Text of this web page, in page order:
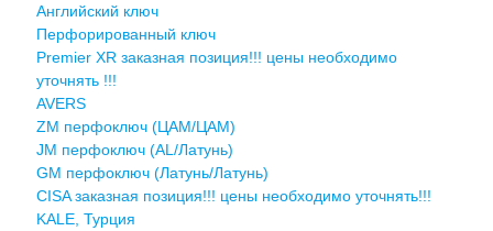
Английский ключ
Перфорированный ключ
Premier XR заказная позиция!!! цены необходимо
уточнять !!!
AVERS
ZM перфоключ (ЦАМ/ЦАМ)
JМ перфоключ (АL/Латунь)
GM перфоключ (Латунь/Латунь)
CISA заказная позиция!!! цены необходимо уточнять!!!
KALE, Турция